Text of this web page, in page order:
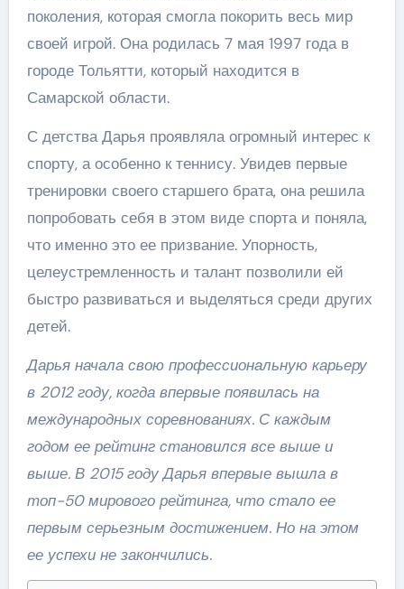
поколения, которая смогла покорить весь мир
своей игрой. Она родилась 7 мая 1997 года в
городе Тольятти, который находится в
Самарской области.
С детства Дарья проявляла огромный интерес к
спорту, а особенно к теннису. Увидев первые
тренировки своего старшего брата, она решила
попробовать себя в этом виде спорта и поняла,
что именно это ее призвание. Упорность,
целеустремленность и талант позволили ей
быстро развиваться и выделяться среди других
детей.
Дарья начала свою профессиональную карьеру
в 2012 году, когда впервые появилась на
международных соревнованиях. С каждым
годом ее рейтинг становился все выше и
выше. В 2015 году Дарья впервые вышла в
топ-50 мирового рейтинга, что стало ее
первым серьезным достижением. Но на этом
ее успехи не закончились.